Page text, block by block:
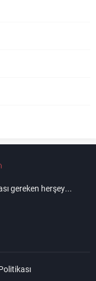
gereken herşey...